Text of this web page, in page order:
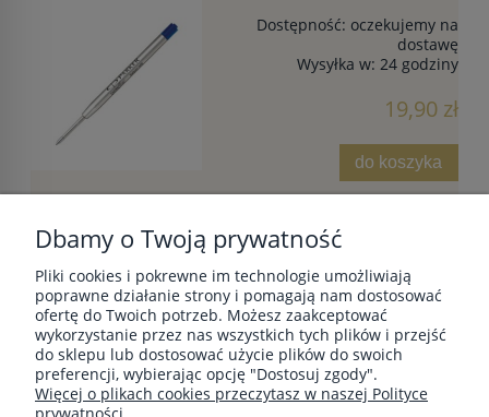
Dostępność: oczekujemy na
dostawę
Wysyłka w: 24 godziny
19,90 zł
do koszyka
POMOC
MOJE KONTO
Dbamy o Twoją prywatność
Pliki cookies i pokrewne im technologie umożliwiają
poprawne działanie strony i pomagają nam dostosować
ofertę do Twoich potrzeb. Możesz zaakceptować
wykorzystanie przez nas wszystkich tych plików i przejść
do sklepu lub dostosować użycie plików do swoich
preferencji, wybierając opcję "Dostosuj zgody".
Więcej o plikach cookies przeczytasz w naszej Polityce